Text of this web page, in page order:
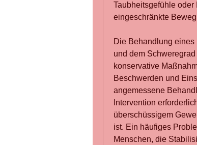
Taubheitsgefühle
eingeschränkte
Die Behandlung
und dem
konservative
Beschwerden und
angemessene
Intervention
überschüssigem
ist. Ein häufiges
Menschen, die